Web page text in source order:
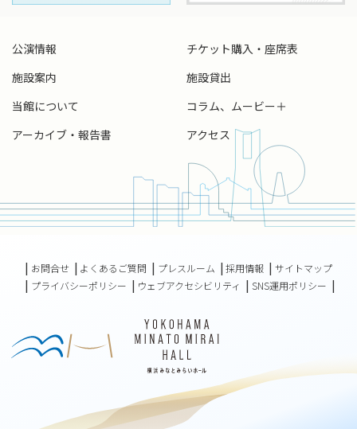
公演情報
チケット購入・座席表
施設案内
施設貸出
当館について
コラム、ムービー＋
アーカイブ・報告書
アクセス
お問合せ よくあるご質問 プレスルーム 採用情報
サイトマップ
プライバシーポリシー
ウェブアクセシビリティ SNS運用ポリシー